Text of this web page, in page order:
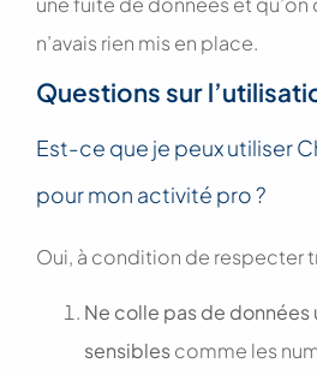
n’avais rien mis en place.
Questions sur
Est-ce que je peux utiliser
pour mon activité pro ?
Oui, à condition de respecter
Ne colle pas de données
sensiblescomme les